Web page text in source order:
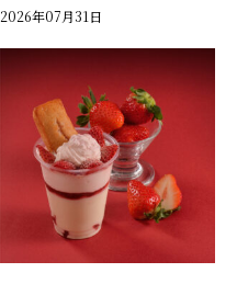
2026年07月31日